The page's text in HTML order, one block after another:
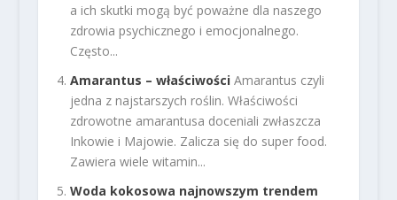
a ich skutki mogą być poważne dla naszego
zdrowia psychicznego i emocjonalnego.
Często...
Amarantus – właściwości Amarantus czyli
jedna z najstarszych roślin. Właściwości
zdrowotne amarantusa doceniali zwłaszcza
Inkowie i Majowie. Zalicza się do super food.
Zawiera wiele witamin...
Woda kokosowa najnowszym trendem